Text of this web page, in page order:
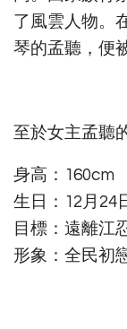
了風雲人物。
琴的孟聽，便
至於女主孟聽
身高：160cm
生日：12月24
目標：遠離江
形象：全民初